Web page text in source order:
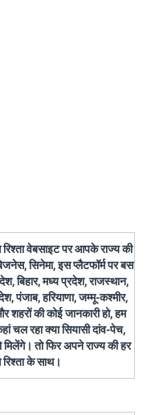
वेबसाइट पर आपके राज्य की
सिनेमा, इस प्लैटफॉर्म पर बस
बिहार, मध्य प्रदेश, राजस्थान,
पंजाब, हरियाणा, जम्मू-कश्मीर,
शहरों की कोई जानकारी हो, हम
चल रहा क्या सियासी दांव-पेच,
तो फिर अपने राज्य की हर
के साथ।